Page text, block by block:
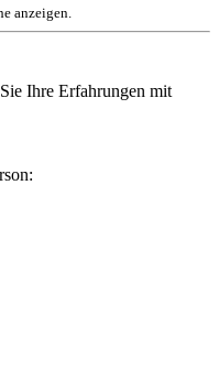
anzeigen.
Ihre Erfahrungen mit